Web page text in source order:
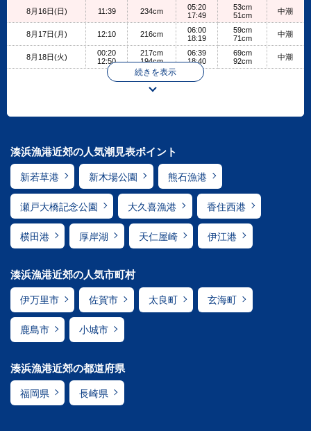
8月16日(日) 11:39 234cm
05:20
17:49
53cm
51cm
中潮
8月17日(月) 12:10 216cm
06:00
18:19
59cm
71cm
中潮
8月18日(火)
00:20
12:50
217cm
194cm
06:39
18:40
69cm
92cm
中潮
続きを表示
湊浜漁港近郊の人気潮見表ポイント
新若草港 新木場公園 熊石漁港
瀬戸大橋記念公園 大久喜漁港 香住西港
横田港 厚岸湖 天仁屋崎 伊江港
湊浜漁港近郊の人気市町村
伊万里市 佐賀市 太良町 玄海町
鹿島市 小城市
湊浜漁港近郊の都道府県
福岡県 長崎県